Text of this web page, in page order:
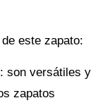
este zapato:
: son versátiles y
zapatos